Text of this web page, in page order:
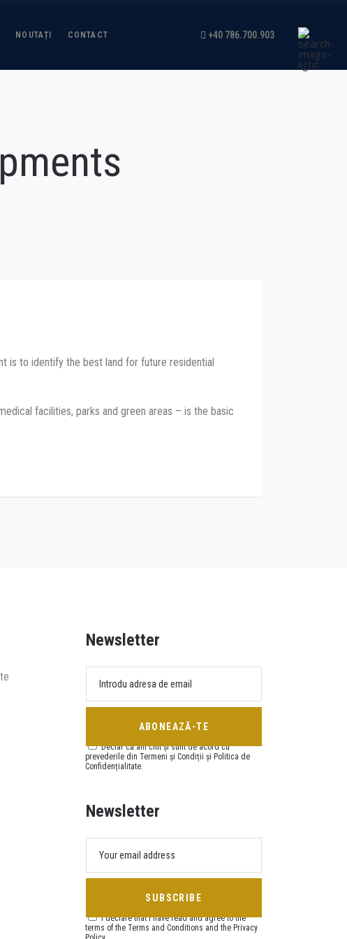
NOUTAȚI CONTACT +40 786.700.903
is to identify the best land for future residential
facilities, parks and green areas – is the basic
Newsletter
Declar că am citit și sunt de acord cu
prevederile din Termeni și Condiții și Politica de
Confidențialitate.
Newsletter
I declare that I have read and agree to the
terms of the Terms and Conditions and the Privacy